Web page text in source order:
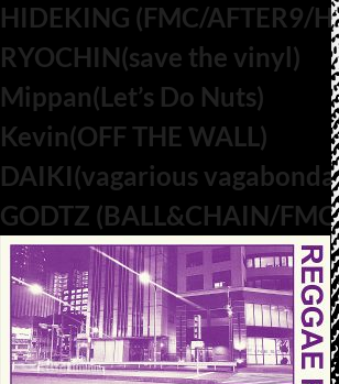
HIDEKING (FMC/AFTER9/
RYOCHIN(save the vinyl)
Mippan(Let’s Do Nuts)
Kevin(OFF THE WALL)
DAIKI(vagarious
GODTZ (BALL&CHAIN/